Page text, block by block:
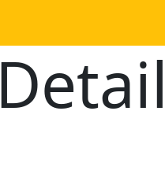
Detail